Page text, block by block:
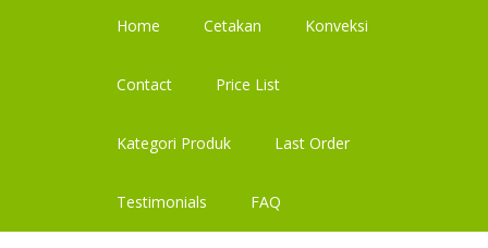
Home Cetakan Konveksi
Contact Price List
Kategori Produk Last Order
Testimonials FAQ